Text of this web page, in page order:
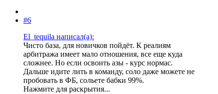
#6
El_tequila написал(а):
Чисто база, для новичков пойдёт. К реалиям
арбитража имеет мало отношения, все еще куда
сложнее. Но если освоить азы - курс нормас.
Дальше идите лить в команду, соло даже можете не
пробовать в ФБ, сольете бабки 99%.
Нажмите для раскрытия...